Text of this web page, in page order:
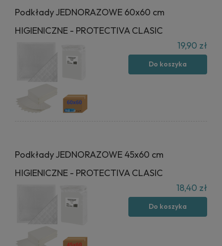
Podkłady JEDNORAZOWE 60x60 cm
HIGIENICZNE - PROTECTIVA CLASIC
19,90 zł
Do koszyka
Podkłady JEDNORAZOWE 45x60 cm
HIGIENICZNE - PROTECTIVA CLASIC
18,40 zł
Do koszyka